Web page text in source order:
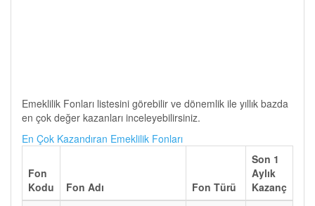
Emeklilik Fonları listesini görebilir ve dönemlik ile yıllık bazda
en çok değer kazanları inceleyebilirsiniz.
En Çok Kazandıran Emeklilik Fonları
Fon
Kodu
Fon Adı Fon Türü
Son 1
Aylık
Kazanç